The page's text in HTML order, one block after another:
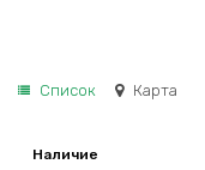
Список Карта
Наличие